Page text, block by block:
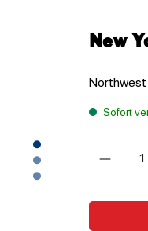
New
Northwest
Sofort